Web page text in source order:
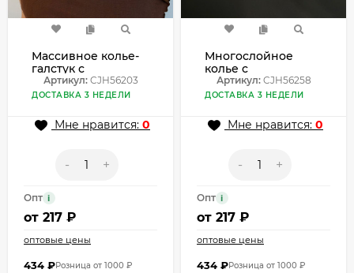
Массивное колье-
галстук с
акцентным
плетением
Артикул:CJH56203
ДОСТАВКА 3 НЕДЕЛИ
Мне нравится: 0
- +
Опт i
от 217 ₽
оптовые цены
434 ₽Розница от 1000 ₽
Многослойное
колье с
абстрактным
медальоном-ликом
Артикул:CJH56258
ДОСТАВКА 3 НЕДЕЛИ
Мне нравится: 0
- +
Опт i
от 217 ₽
оптовые цены
434 ₽Розница от 1000 ₽